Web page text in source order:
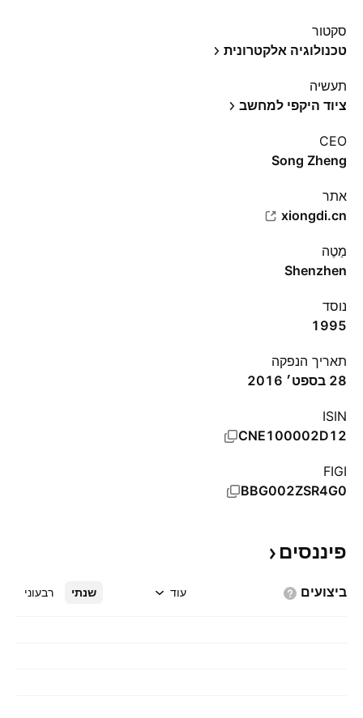
סקטור
טכנולוגיה אלקטרונית
תעשיה
ציוד היקפי למחשב
CEO
Song Zheng
אתר‏
xiongdi.cn
מַטֶה
Shenzhen
נוסד
1995
תאריך הנפקה
28 בספט׳ 2016
ISIN
CNE100002D12
FIGI
BBG002ZSR4G0
פיננסים
ביצועים שנתי רבעוני עוד